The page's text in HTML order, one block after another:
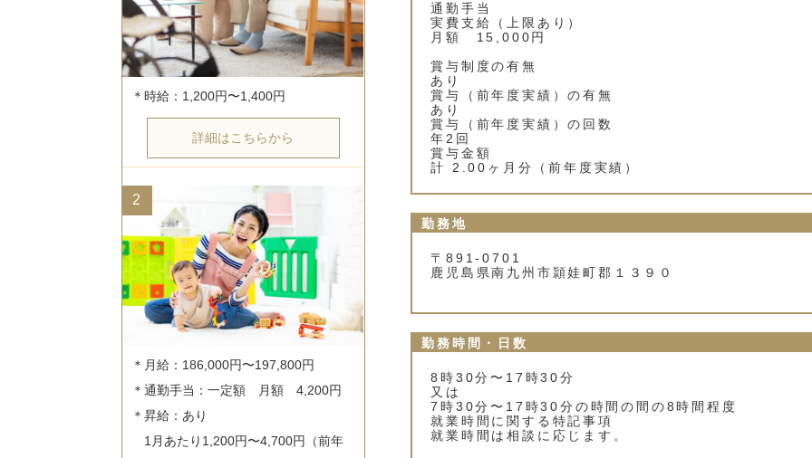
詳細はこちらから
2
＊月給：186,000円〜197,800円
＊通勤手当：一定額　月額　4,200円
＊昇給：あり
1月あたり1,200円〜4,700円（前年
通勤手当
実費支給（上限あり）
月額 15,000円
賞与制度の有無
あり
賞与（前年度実績）の有無
あり
賞与（前年度実績）の回数
年2回
賞与金額
計 2.00ヶ月分（前年度実績）
勤務地
〒891-0701
鹿児島県南九州市頴娃町郡１３９０
勤務時間・日数
8時30分〜17時30分
又は
7時30分〜17時30分の時間の間の8時間程度
就業時間に関する特記事項
就業時間は相談に応じます。